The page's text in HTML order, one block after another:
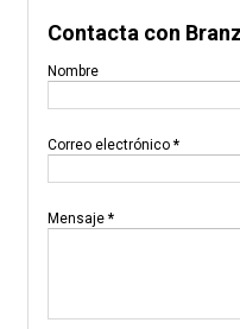
Contacta con
Nombre
Correo electrónico *
Mensaje *